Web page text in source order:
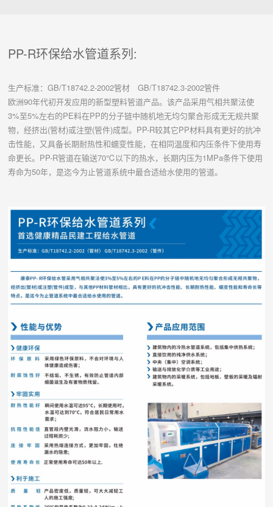
PP-R环保给水管道系列:
生产标准：GB/T18742.2-2002管材 GB/T18742.3-2002管件
欧洲90年代初开发应用的新型塑料管道产品。该产品采用气相共聚法使
3%至5%左右的PE料在PP的分子链中随机地无均匀聚合形成无无规共聚
物，经挤出(管材)或注塑(管件)成型。PP-R较其它PP材料具有更好的抗冲
击性能，又具备长期耐热性和蠕变性能，在相同温度和内压条件下使用寿
命更长。PP-R管道在输送70℃以下的热水，长期内压为1MPa条件下使用
寿命为50年，是迄今为止管道系统中最合适给水使用的管道。